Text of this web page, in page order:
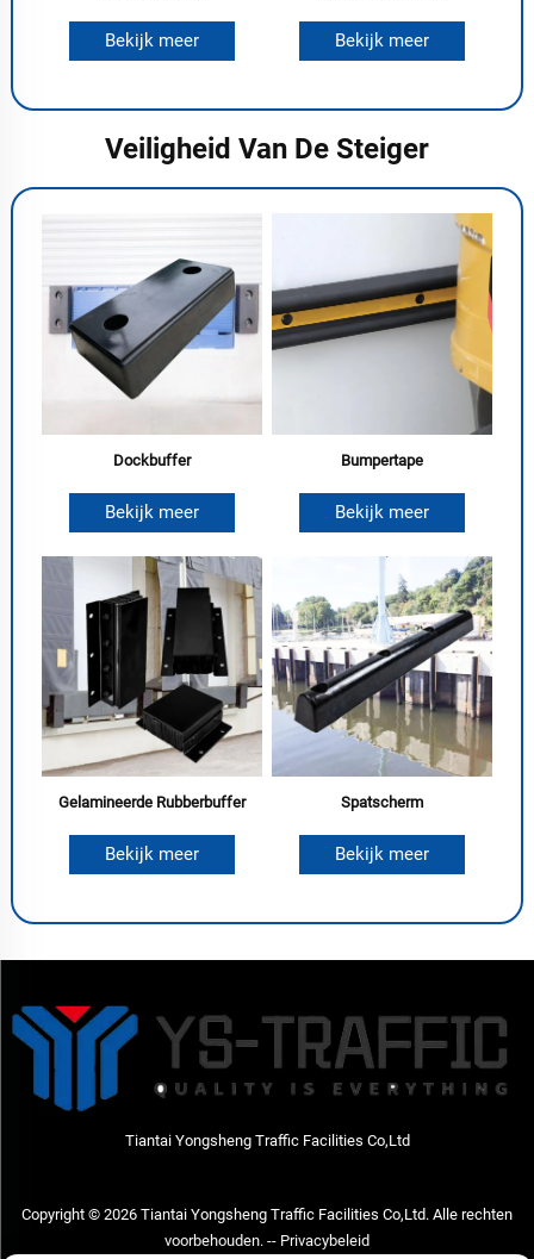
Bekijk meer Bekijk meer
Veiligheid Van De Steiger
Dockbuffer
Bekijk meer
Bumpertape
Bekijk meer
Gelamineerde Rubberbuffer
Bekijk meer
Spatscherm
Bekijk meer
Tiantai Yongsheng Traffic Facilities Co,Ltd
Copyright © 2026 Tiantai Yongsheng Traffic Facilities Co,Ltd. Alle rechten
voorbehouden. -- Privacybeleid